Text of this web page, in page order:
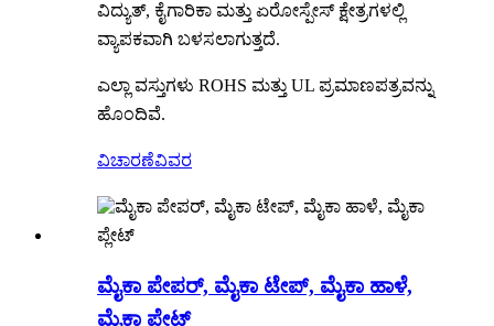
ವಿದ್ಯುತ್, ಕೈಗಾರಿಕಾ ಮತ್ತು ಏರೋಸ್ಪೇಸ್ ಕ್ಷೇತ್ರಗಳಲ್ಲಿ
ವ್ಯಾಪಕವಾಗಿ ಬಳಸಲಾಗುತ್ತದೆ.
ಎಲ್ಲಾ ವಸ್ತುಗಳು ROHS ಮತ್ತು UL ಪ್ರಮಾಣಪತ್ರವನ್ನು
ಹೊಂದಿವೆ.
ವಿಚಾರಣೆವಿವರ
ಮೈಕಾ ಪೇಪರ್, ಮೈಕಾ ಟೇಪ್, ಮೈಕಾ ಹಾಳೆ,
ಮೈಕಾ ಪ್ಲೇಟ್